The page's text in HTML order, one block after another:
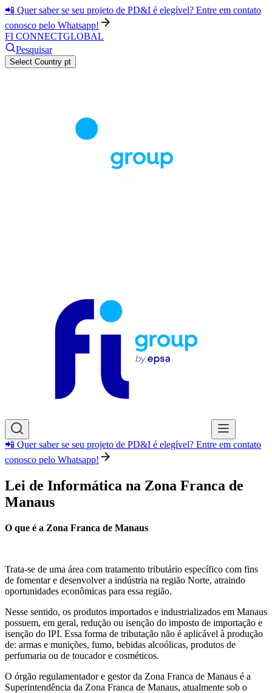
📲 Quer saber se seu projeto de PD&I é elegível? Entre em contato
conosco pelo Whatsapp!
FI CONNECTGLOBAL
Pesquisar
Select Country pt
📲 Quer saber se seu projeto de PD&I é elegível? Entre em contato
conosco pelo Whatsapp!
Lei de Informática na Zona Franca de
Manaus
O que é a Zona Franca de Manaus
Trata-se de uma área com tratamento tributário específico com fins
de fomentar e desenvolver a indústria na região Norte, atraindo
oportunidades econômicas para essa região.
Nesse sentido, os produtos importados e industrializados em Manaus
possuem, em geral, redução ou isenção do imposto de importação e
isenção do IPI. Essa forma de tributação não é aplicável à produção
de: armas e munições, fumo, bebidas alcoólicas, produtos de
perfumaria ou de toucador e cosméticos.
O órgão regulamentador e gestor da Zona Franca de Manaus é a
Superintendência da Zona Franca de Manaus, atualmente sob o